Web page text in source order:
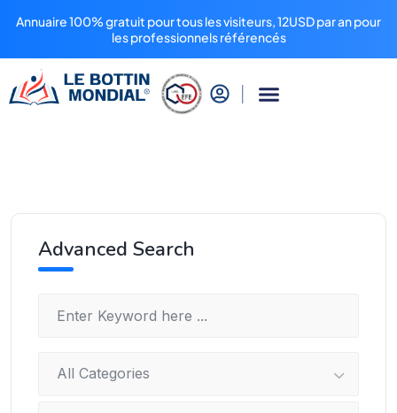
Annuaire 100% gratuit pour tous les visiteurs, 12USD par an pour
les professionnels référencés
Advanced Search
All Categories